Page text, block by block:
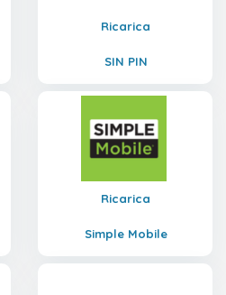
Ricarica
SIN PIN
Ricarica
Simple Mobile